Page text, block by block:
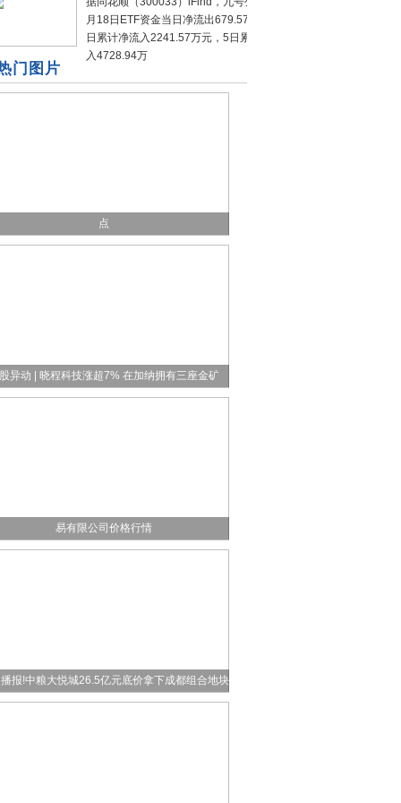
月18日ETF资金当日净流出679.57万元，3
日累计净流入2241.57万元，5日累计净流
入4728.94万
门图片
点
异动 | 晓程科技涨超7% 在加纳拥有三座金矿
易有限公司价格行情
报!中粮大悦城26.5亿元底价拿下成都组合地块